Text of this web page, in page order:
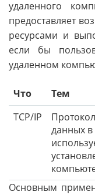
удаленного
предоставляет
ресурсами и
если бы
удаленном
Что
Тем
TCP/IP
данных в
Основным